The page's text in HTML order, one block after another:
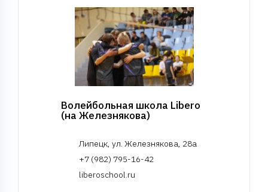
Волейбольная школа Libero
(на Железнякова)
Липецк, ул. Железнякова, 28а
+7 (982) 795-16-42
liberoschool.ru